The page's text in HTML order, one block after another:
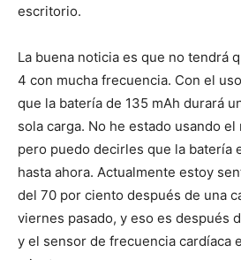
escritorio.
La buena noticia es que no tendrá
4 con mucha frecuencia. Con el
que la batería de 135 mAh durará
sola carga. No he estado usando
pero puedo decirles que la batería
hasta ahora. Actualmente estoy
del 70 por ciento después de una
viernes pasado, y eso es después
y el sensor de frecuencia cardíaca